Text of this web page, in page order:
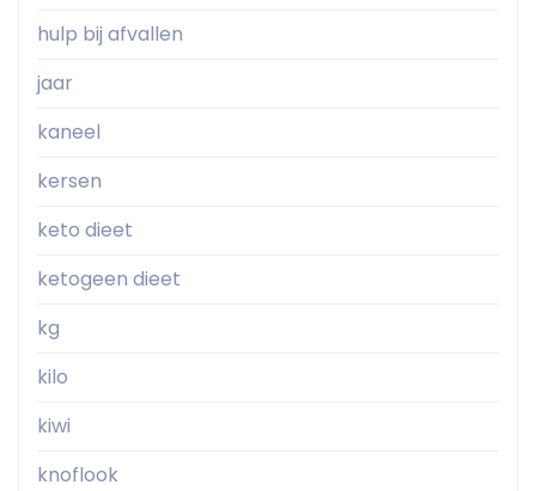
hulp bij afvallen
jaar
kaneel
kersen
keto dieet
ketogeen dieet
kg
kilo
kiwi
knoflook